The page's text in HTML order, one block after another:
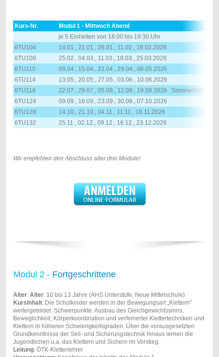
Kurs-Nr.
Modul 1 - Mittwoch Abend
je 5 Einheiten von 18:00 bis 19:30 Uhr
6TU104
14.01., 21.01., 28.01., 11.02., 18.02.2026
6TU108
25.02., 04.03., 11.03., 18.03., 25.03.2026
6TU110
08.04., 15.04., 22.04., 29.04., 06.05.2026
6TU114
13.05., 20.05., 27.05., 03.06., 10.06.2026
6TU118
22.07., 29.07., 05.08., 12.08., 19.08.2026 Sommerferien
6TU124
09.09., 16.09., 23.09., 30.09., 07.10.2026
6TU128
14.10., 21.10., 04.11., 11.11., 18.11.2026
6TU132
25.11., 02.12., 09.12., 16.12., 23.12.2026
Wir empfehlen den Abschluss aller drei Module!
Modul 2 - Fortgeschrittene
Alter: Alter: 10 bis 13 Jahre (AHS Unterstufe, Neue Mittelschule)
Kursinhalt: Die Schulkinder werden in der Bewegungsart „Klettern"
weitergebildet. Schwerpunkte: Ausbau des Gleichgewichtssinns,
Beweglichkeit, Körperkoordination und verfeinerter Klettertechniken und
Klettern in höheren Schwierigkeitsgraden. Über die vorausgesetzten
Grundkenntnisse der Seil- und Sicherungstechnik hinaus lernen die
Jugendlichen u.a. das Klettern und Sichern im Vorstieg.
Leitung: ÖTK-Kletterlehrer